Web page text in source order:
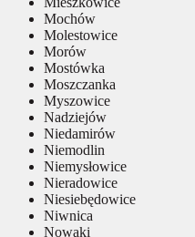
Mochów
Molestowice
Morów
Mostówka
Moszczanka
Myszowice
Nadziejów
Niedamirów
Niemodlin
Niemysłowice
Nieradowice
Niesiebędowice
Niwnica
Nowaki